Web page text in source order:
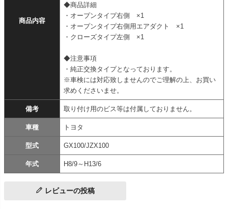
商品内容
◆商品詳細
・オープンタイプ右側 ×1
・オープンタイプ右側用エアダクト ×1
・クローズタイプ左側 ×1
◆注意事項
・純正交換タイプとなっております。
※車検には対応致しませんのでご理解の上、お買い
求めくださいませ。
備考 取り付け用のビス等は付属しておりません。
車種 トヨタ
型式 GX100/JZX100
年式 H8/9～H13/6
レビューの投稿